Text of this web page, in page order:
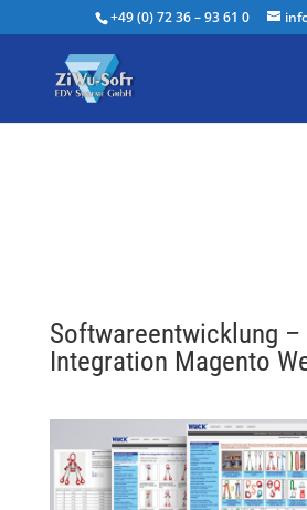
+49 (0) 72 36 – 93 61 0
Softwareentwicklung
Integration Magento